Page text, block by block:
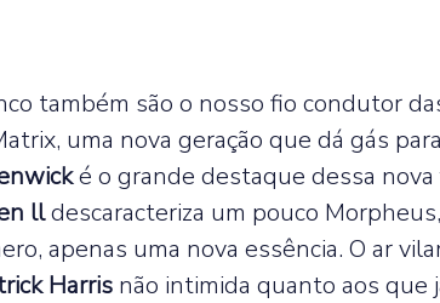
também são o nosso fio condutor
uma nova geração que dá gás
é o grande destaque dessa
ll descaracteriza um pouco
apenas uma nova essência. O ar
Harris não intimida quanto aos que